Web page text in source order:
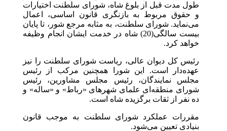
طول مدت قبل از بلوغ شاه، شورای سلطنت اختیارات
و حقوق مربوط به بازنگری قانون اساسی، اعمال
می‌نماید. شورای سلطنت، به مثابه مرجع شور، تا پایان
بیست سالگی(20) شاه در خدمت ایشان انجام وظیفه
خواهد کرد.
رئیس کل دیوان عالی، ریاست شورای سلطنت را نیز
عهده‌دار است. این شورا همچنین مرکب از رئیس
مجلس نمایندگان، رئیس مجلس مشاورین، رئیس
شورای منطقه‌ای علمای شهرهای «رباط» و «ساله‌» و
ده نفر از ثقات برگزیده شاه است.
مقررات عملکرد شورای سلطنت به موجب قانون
بنیادی تعیین می‌شود.